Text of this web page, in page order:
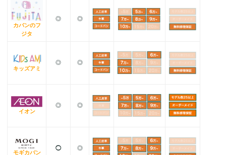
カバンのフ
ジタ
◎ ◎
キッズアミ
◎ ◎
イオン
◎ ◎
モギカバン
◯ ◎